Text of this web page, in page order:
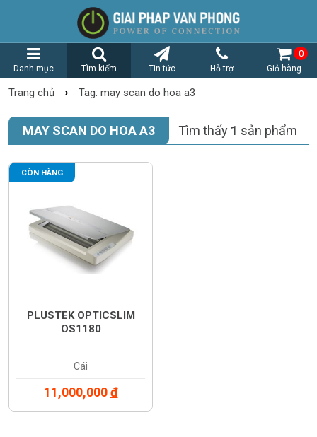
Danh mục Tìm kiếm Tin tức Hỗ trợ Giỏ hàng
0
Trang chủ › Tag: may scan do hoa a3
MAY SCAN DO HOA A3 Tìm thấy 1 sản phẩm
CÒN HÀNG
PLUSTEK OPTICSLIM
OS1180
Cái
11,000,000đ